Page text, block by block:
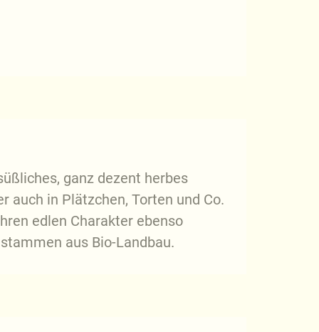
ganz dezent herbes
auch in Plätzchen, Torten und Co.
edlen Charakter ebenso
aus Bio-Landbau.